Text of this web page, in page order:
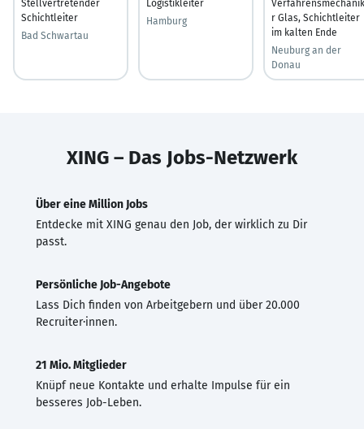
Stellvertretender
Schichtleiter
Bad Schwartau
Logistikleiter
Hamburg
r Glas, Schichtleiter
im kalten Ende
Neuburg an der
Donau
XING – Das Jobs-Netzwerk
Über eine Million Jobs
Entdecke mit XING genau den Job, der wirklich zu Dir
passt.
Persönliche Job-Angebote
Lass Dich finden von Arbeitgebern und über 20.000
Recruiter·innen.
21 Mio. Mitglieder
Knüpf neue Kontakte und erhalte Impulse für ein
besseres Job-Leben.